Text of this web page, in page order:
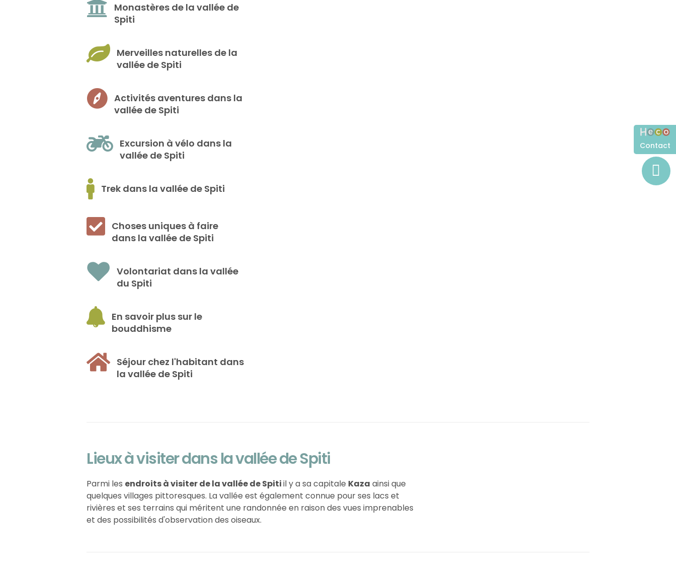
Monastères de la vallée de
Spiti
Merveilles naturelles de la
vallée de Spiti
Activités aventures dans la
vallée de Spiti
Excursion à vélo dans la
vallée de Spiti
Trek dans la vallée de Spiti
Choses uniques à faire
dans la vallée de Spiti
Volontariat dans la vallée
du Spiti
En savoir plus sur le
bouddhisme
Séjour chez l'habitant dans
la vallée de Spiti
Lieux à visiter dans la vallée de Spiti
Parmi les endroits à visiter de la vallée de Spitiil y a sa capitale Kaza ainsi que
quelques villages pittoresques. La vallée est également connue pour ses lacs et
rivières et ses terrains qui méritent une randonnée en raison des vues imprenables
et des possibilités d'observation des oiseaux.
Contact